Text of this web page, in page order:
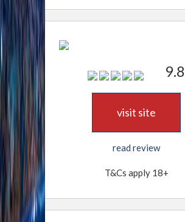
9.8
visit site
read review
T&Cs apply 18+